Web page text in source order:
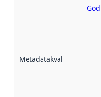
Metadatakvalitet